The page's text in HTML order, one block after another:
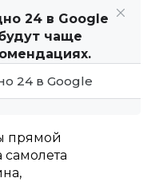
24 в Google
чаще
24 в Google
прямой